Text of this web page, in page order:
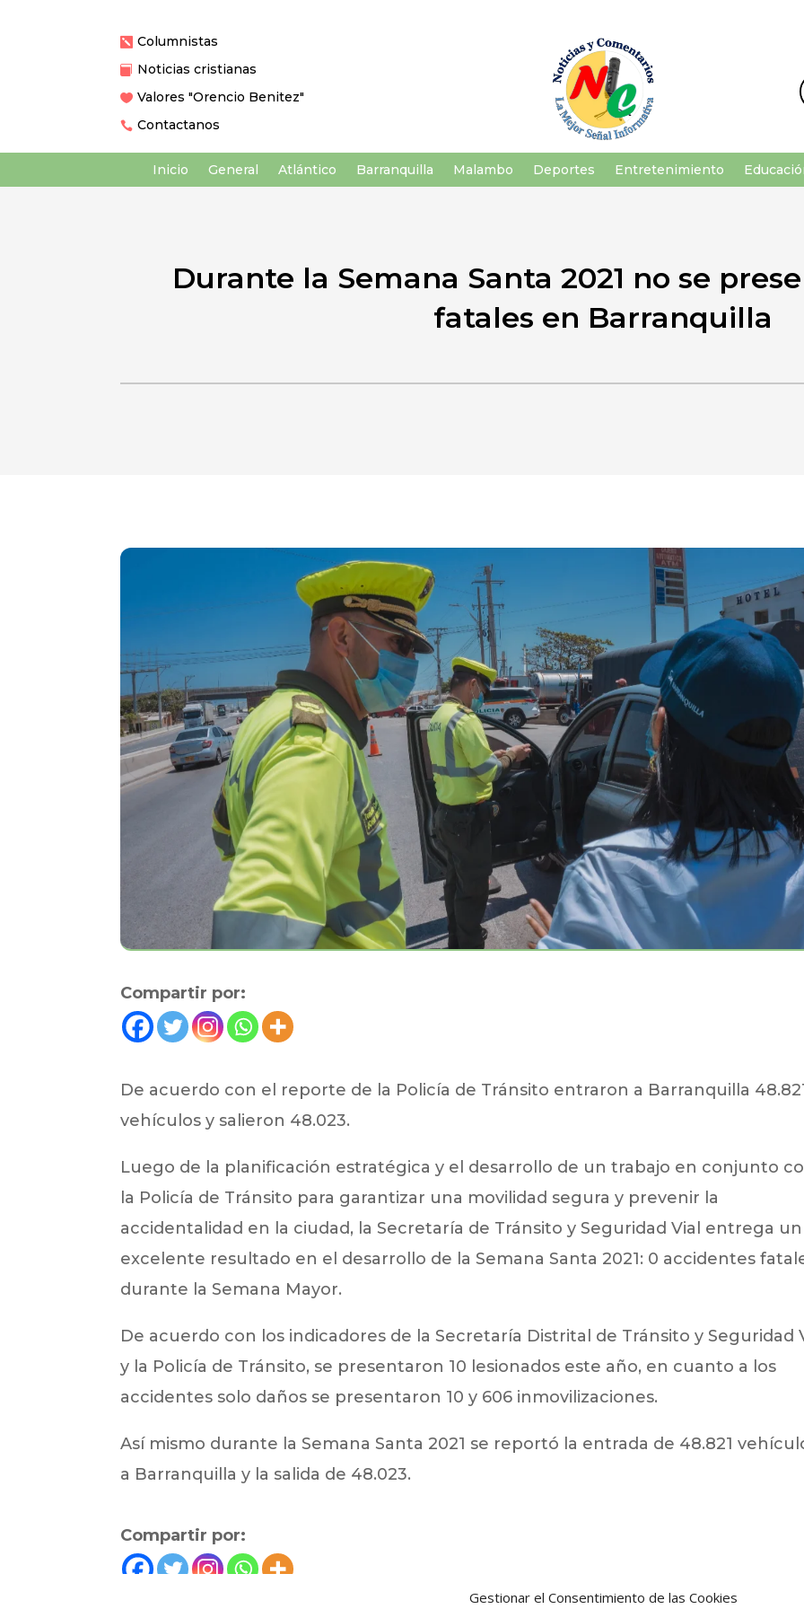
Gestionar el Consentimiento de las Cookies
 Columnistas
 Noticias cristianas
 Valores "Orencio Benitez"
 Contactanos
Inicio General Atlántico Barranquilla Malambo Deportes Entretenimiento
Durante la Semana Santa 2021 no se
fatales en Barranquilla
Compartir por:
De acuerdo con el reporte de la Policía de Tránsito entraron a Barranquilla
vehículos y salieron 48.023.
Luego de la planificación estratégica y el desarrollo de un trabajo en conjunto
la Policía de Tránsito para garantizar una movilidad segura y prevenir la
accidentalidad en la ciudad, la Secretaría de Tránsito y Seguridad Vial entrega un
excelente resultado en el desarrollo de la Semana Santa 2021: 0 accidentes
durante la Semana Mayor.
De acuerdo con los indicadores de la Secretaría Distrital de Tránsito y Seguridad
y la Policía de Tránsito, se presentaron 10 lesionados este año, en cuanto a los
accidentes solo daños se presentaron 10 y 606 inmovilizaciones.
Así mismo durante la Semana Santa 2021 se reportó la entrada de 48.821
a Barranquilla y la salida de 48.023.
Compartir por: